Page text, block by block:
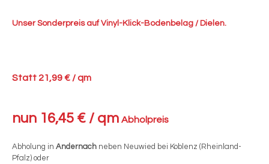
Unser Sonderpreis auf Vinyl-Klick-Bodenbelag / Dielen.
Statt 21,99 € / qm
nun 16,45 € / qm Abholpreis
Abholung in Andernach neben Neuwied bei Koblenz (Rheinland-
Pfalz) oder